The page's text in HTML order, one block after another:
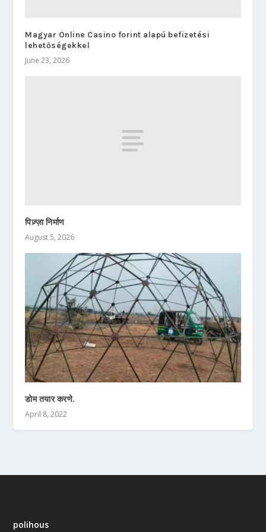
Magyar Online Casino forint alapú befizetési
lehetőségekkel
June 23, 2026
पिज़्ज़ा निर्माण
August 5, 2026
डोम तयार करणे.
April 8, 2022
polihous